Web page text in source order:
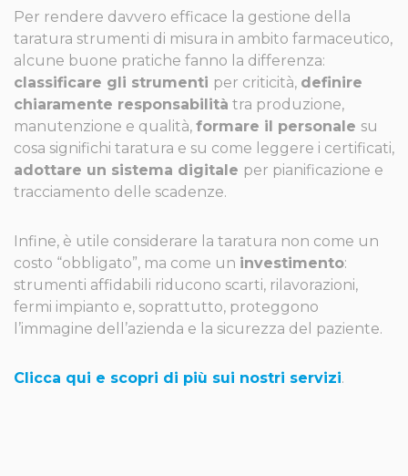
Per rendere davvero efficace la gestione della
taratura strumenti di misura in ambito farmaceutico,
alcune buone pratiche fanno la differenza:
classificare gli strumenti per criticità, definire
chiaramente responsabilità tra produzione,
manutenzione e qualità, formare il personale su
cosa significhi taratura e su come leggere i certificati,
adottare un sistema digitale per pianificazione e
tracciamento delle scadenze.
Infine, è utile considerare la taratura non come un
costo “obbligato”, ma come un investimento:
strumenti affidabili riducono scarti, rilavorazioni,
fermi impianto e, soprattutto, proteggono
l’immagine dell’azienda e la sicurezza del paziente.
Clicca qui e scopri di più sui nostri servizi.